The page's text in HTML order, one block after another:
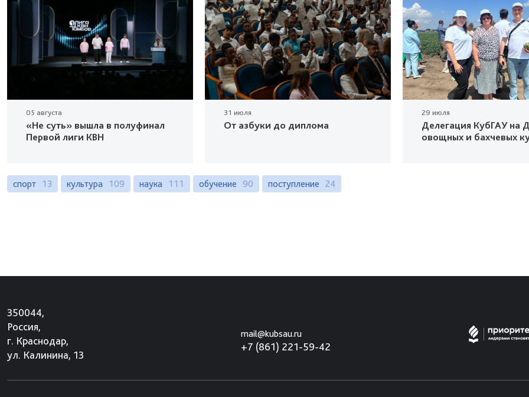
05 августа
«Не суть» вышла в полуфинал
Первой лиги КВН
31 июля
От азбуки до диплома
29 июля
Делегация КубГАУ на
овощных и бахчевых
спорт 13 культура 109 наука 111 обучение 90 поступление 24
350044,
Россия,
г. Краснодар,
ул. Калинина, 13
mail@kubsau.ru
+7 (861) 221-59-42